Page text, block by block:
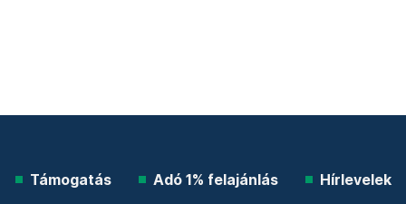
Támogatás Adó 1% felajánlás Hírlevelek